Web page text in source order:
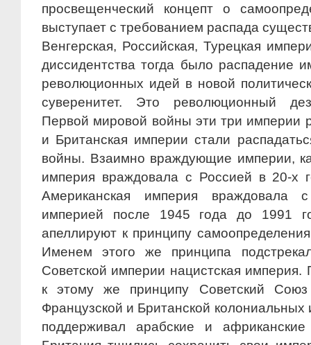
просвещенческий концепт о
выступает с требованием распада
Венгерская, Российская, Турецкая
диссидентства тогда было распадение
революционных идей в новой
суверенитет. Это революционный
Первой мировой войны эти три империи
и Британская империи стали
войны. Взаимно враждующие империи,
империя враждовала с Россией в 20-х
Американская империя враждовала
империей после 1945 года до 1991
апеллируют к принципу
Именем этого же принципа
Советской империи нацистская
к этому же принципу Советский Союз
Французской и Британской
поддерживал арабские и